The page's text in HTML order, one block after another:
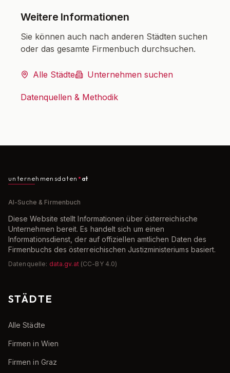
Weitere Informationen
Sie können auch nach anderen Städten suchen
oder das gesamte Firmenbuch durchsuchen.
Alle Städte Unternehmen suchen
Datenquellen & Methodik
unternehmensdaten at
AI-Suche & Firmenbuch
Diese Website stellt Informationen über österreichische
Unternehmen bereit. Es handelt sich um einen
Informationsdienst, der auf offiziellen amtlichen Daten des
Firmenbuchs des österreichischen Justizministeriums basiert.
Datenquelle: data.gv.at (CC-BY 4.0)
STÄDTE
Alle Städte
Firmen in Wien
Firmen in Graz